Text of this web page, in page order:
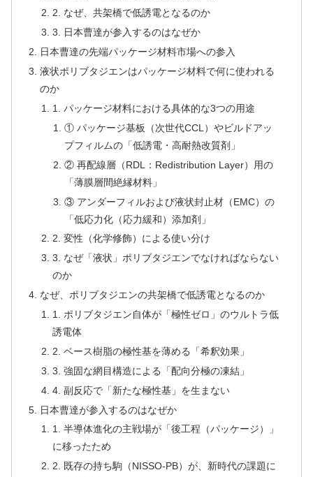
2. なぜ、共架橋で低誘電となるのか
3. 日本曹達が参入するのはなぜか
日本曹達の先端パッケージ材料市場への参入
液状ポリブタジエンはパッケージ材料で何に使われる
のか
1. パッケージ材料における具体的な3つの用途
① パッケージ基板（次世代CCL）やビルドアッ
プフィルムの「低誘電・高耐熱改質剤」
② 再配線層（RDL：Redistribution Layer）用の
「薄膜層間絶縁材料」
③ アンダーフィルおよび液状封止材（EMC）の
「低応力化（応力緩和）添加剤」
2. 変性（化学修飾）による使い分け
3. なぜ「液状」ポリブタジエンでなければならない
のか
なぜ、ポリブタジエンの共架橋で低誘電となるのか
1. ポリブタジエン自体が「極性ゼロ」のウルトラ低
誘電体
2. ベース樹脂の極性基を薄める「希釈効果」
3. 強固な網目構造による「配向分極の凍結」
4. 副反応で「新たな極性基」を生まない
日本曹達が参入するのはなぜか
1. 半導体進化の主戦場が「後工程（パッケージ）」
に移ったため
2. 既存の持ち駒（NISSO-PB）が、新時代の課題に